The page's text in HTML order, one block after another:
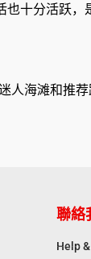
十分活跃，
海滩和推荐
聯絡
Help